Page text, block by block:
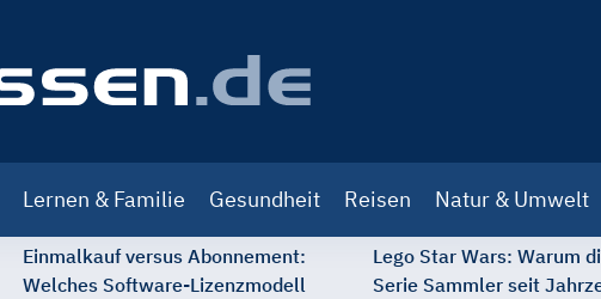
Lernen & Familie Gesundheit Reisen Natur & Umwelt
Einmalkauf versus Abonnement:
Welches Software-Lizenzmodell
Lego Star Wars: Warum
Serie Sammler seit